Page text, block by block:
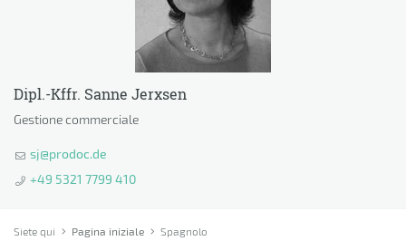
Dipl.-Kffr. Sanne Jerxsen
Gestione commerciale
sj@prodoc.de
+49 5321 7799 410
Siete qui Pagina iniziale Spagnolo